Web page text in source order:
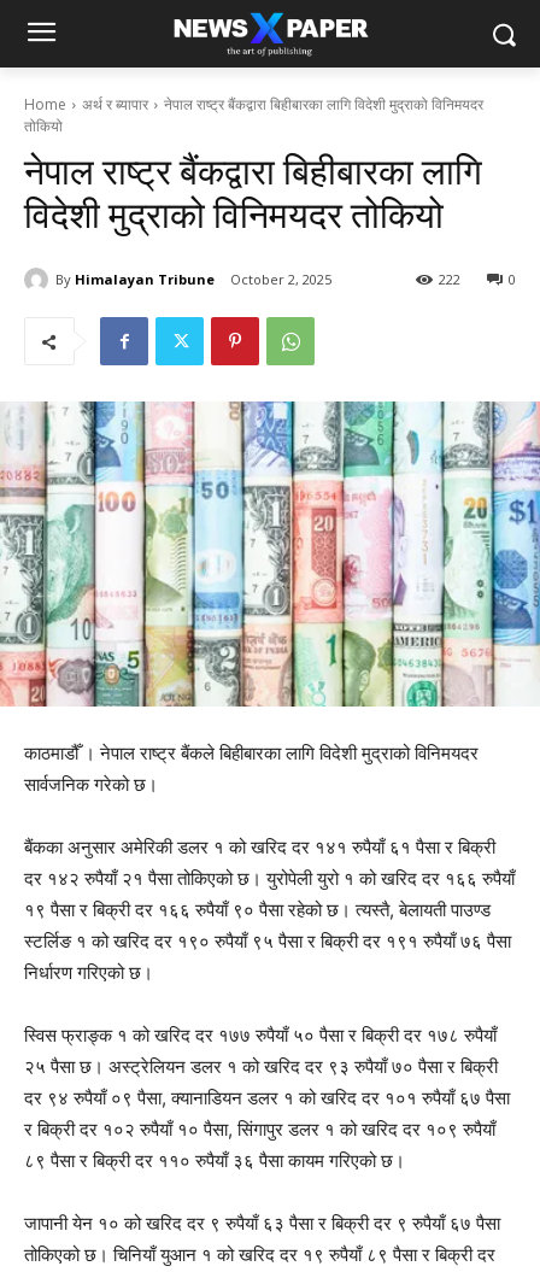
Home अर्थ र ब्यापार
नेपाल राष्ट्र बैंकद्वारा बिहीबारका लागि विदेशी मुद्राको विनिमयदर
तोकियो
नेपाल राष्ट्र बैंकद्वारा बिहीबारका लागि
विदेशी मुद्राको विनिमयदर तोकियो
By Himalayan Tribune October 2, 2025 0
222
काठमाडौँ । नेपाल राष्ट्र बैंकले बिहीबारका लागि विदेशी मुद्राको विनिमयदर
सार्वजनिक गरेको छ।
बैंकका अनुसार अमेरिकी डलर १ को खरिद दर १४१ रुपैयाँ ६१ पैसा र बिक्री
दर १४२ रुपैयाँ २१ पैसा तोकिएको छ। युरोपेली युरो १ को खरिद दर १६६ रुपैयाँ
१९ पैसा र बिक्री दर १६६ रुपैयाँ ९० पैसा रहेको छ। त्यस्तै, बेलायती पाउण्ड
स्टर्लिङ १ को खरिद दर १९० रुपैयाँ ९५ पैसा र बिक्री दर १९१ रुपैयाँ ७६ पैसा
निर्धारण गरिएको छ।
स्विस फ्राङ्क १ को खरिद दर १७७ रुपैयाँ ५० पैसा र बिक्री दर १७८ रुपैयाँ
२५ पैसा छ। अस्ट्रेलियन डलर १ को खरिद दर ९३ रुपैयाँ ७० पैसा र बिक्री
दर ९४ रुपैयाँ ०९ पैसा, क्यानाडियन डलर १ को खरिद दर १०१ रुपैयाँ ६७ पैसा
र बिक्री दर १०२ रुपैयाँ १० पैसा, सिंगापुर डलर १ को खरिद दर १०९ रुपैयाँ
८९ पैसा र बिक्री दर ११० रुपैयाँ ३६ पैसा कायम गरिएको छ।
जापानी येन १० को खरिद दर ९ रुपैयाँ ६३ पैसा र बिक्री दर ९ रुपैयाँ ६७ पैसा
तोकिएको छ। चिनियाँ युआन १ को खरिद दर १९ रुपैयाँ ८९ पैसा र बिक्री दर